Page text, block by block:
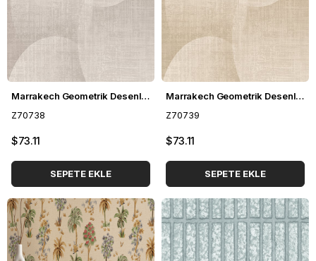
Marrakech Geometrik Desenli Duvar Kağıdı Z70738
Z70738
$73.11
SEPETE EKLE
Marrakech Geometrik Desenli Duvar Kağıdı Z70739
Z70739
$73.11
SEPETE EKLE